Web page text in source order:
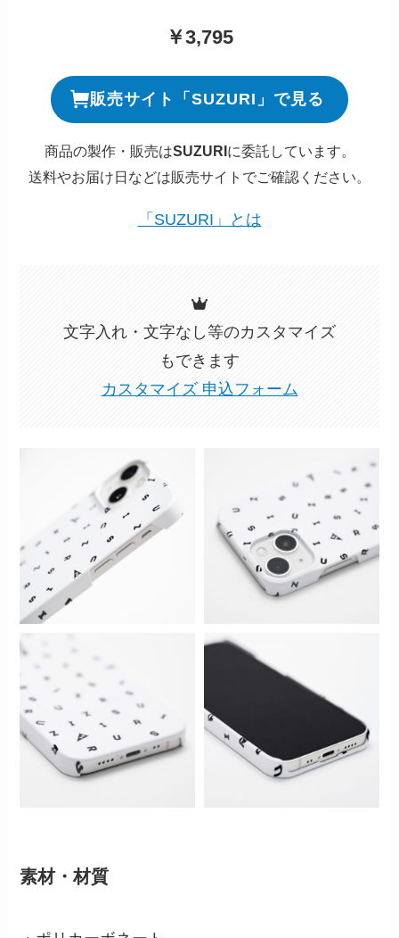
￥3,795
販売サイト「SUZURI」で見る
商品の製作・販売はSUZURI に委託しています。
送料やお届け日などは販売サイトでご確認ください。
「SUZURI」とは
文字入れ・文字なし等のカスタマイズ
もできます
カスタマイズ 申込フォーム
素材・材質